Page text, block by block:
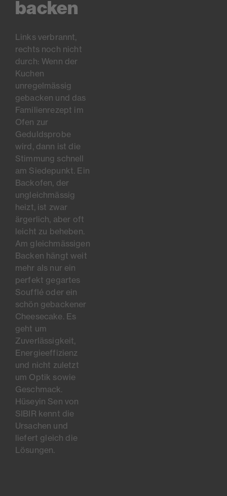
backen
Links verbrannt,
rechts noch nicht
durch: Wenn der
Kuchen
unregelmässig
gebacken und das
Familienrezept im
Ofen zur
Geduldsprobe
wird, dann ist die
Stimmung schnell
am Siedepunkt. Ein
Backofen, der
ungleichmässig
heizt, ist zwar
ärgerlich, aber oft
leicht zu beheben.
Am gleichmässigen
Backen hängt weit
mehr als nur ein
perfekt gegartes
Soufflé oder ein
schön gebackener
Cheesecake. Es
geht um
Zuverlässigkeit,
Energieeffizienz
und nicht zuletzt
um Optik sowie
Geschmack.
Hüseyin Sen von
SIBIR kennt die
Ursachen und
liefert gleich die
Lösungen.